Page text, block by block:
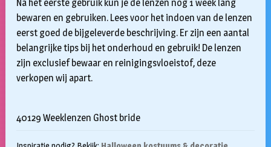
Na het eerste gebruik kun je de lenzen nog 1 week lang
bewaren en gebruiken. Lees voor het indoen van de lenzen
eerst goed de bijgeleverde beschrijving. Er zijn een aantal
belangrijke tips bij het onderhoud en gebruik! De lenzen
zijn exclusief bewaar en reinigingsvloeistof, deze
verkopen wij apart.
40129 Weeklenzen Ghost bride